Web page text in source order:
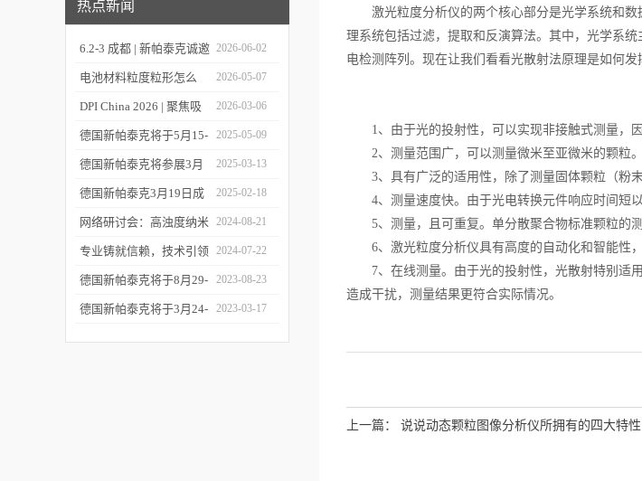
热点新闻
6.2-3 成都 | 新帕泰克诚邀
您相约CPI西南制药工业
大会
2026-06-02
电池材料粒度粒形怎么
测？德国新帕泰克邀您共
赴CIBF2026
2026-05-07
DPI China 2026 | 聚焦吸
入制剂前沿，共探技术创
新之路
2026-03-06
德国新帕泰克将于5月15-
17日参加深圳CIBF电池
展
2025-05-09
德国新帕泰克将参展3月
20-21日成都CPI制药工业
大会
2025-03-13
德国新帕泰克3月19日成
都粒度与粒形分析研讨会
诚邀参与
2025-02-18
网络研讨会：高浊度纳米
颗粒分散体系中的粒度分
析
2024-08-21
专业铸就信赖，技术引领
未来——新帕泰克中国20
周年
2024-07-22
德国新帕泰克将于8月29-
31日参加Formnext 2023
2023-08-23
德国新帕泰克将于3月24- 2023-03-17
激光粒度分析仪的两个核心部分是光学系统和数
理系统包括过滤，提取和反演算法。其中，光学系
电检测阵列。现在让我们看看光散射法原理是如何发
1、由于光的投射性，可以实现非接触式测量，因
2、测量范围广，可以测量微米至亚微米的颗粒。
3、具有广泛的适用性，除了测量固体颗粒（粉末
4、测量速度快。由于光电转换元件响应时间短以
5、测量，且可重复。单分散聚合物标准颗粒的测
6、激光粒度分析仪具有高度的自动化和智能性，
7、在线测量。由于光的投射性，光散射特别适用
造成干扰，测量结果更符合实际情况。
上一篇： 说说动态颗粒图像分析仪所拥有的四大特性